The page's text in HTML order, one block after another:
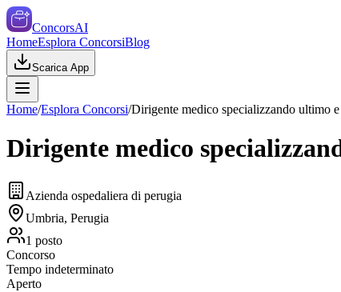
ConcorsAI
HomeEsplora ConcorsiBlog
Scarica App
Home/Esplora Concorsi/Dirigente medico specializzando ultimo
Dirigente medico
Azienda ospedaliera di perugia
Umbria, Perugia
1 posto
Concorso
Tempo indeterminato
Aperto